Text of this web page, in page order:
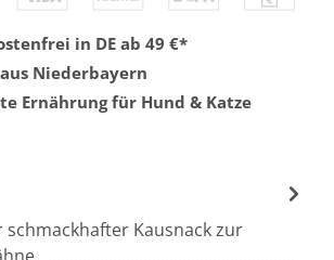
in DE ab 49 €*
Niederbayern
Ernährung für Hund & Katze
Kausnack zur
.........................................................